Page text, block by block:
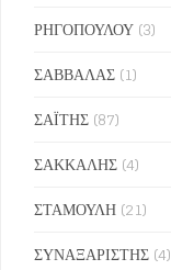
ΡΗΓΟΠΟΥΛΟΥ (3)
ΣΑΒΒΑΛΑΣ (1)
ΣΑΪΤΗΣ (87)
ΣΑΚΚΑΛΗΣ (4)
ΣΤΑΜΟΥΛΗ (21)
ΣΥΝΑΞΑΡΙΣΤΗΣ (4)